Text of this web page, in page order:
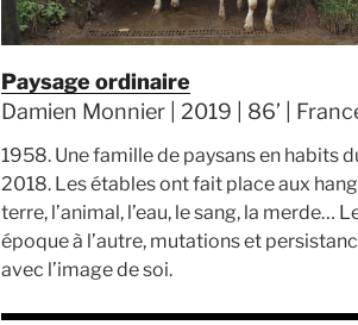
Paysage ordinaire
Damien Monnier | 2019 | 86’ |
1958. Une famille de paysans en habits
2018. Les étables ont fait place aux
terre, l’animal, l’eau, le sang, la merde…
époque à l’autre, mutations et
avec l’image de soi.